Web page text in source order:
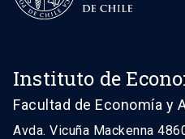
Instituto de
Facultad de Economía y
Avda. Vicuña Mackenna